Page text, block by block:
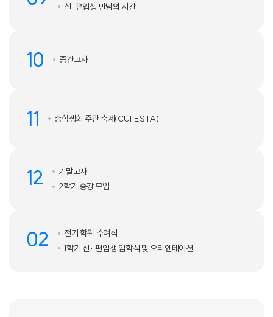
신·편입생 만남의 시간
10 중간고사
11 총학생회 주관 축제(CUFESTA)
12
기말고사
2학기 종강 모임
02
전기 학위 수여식
1학기 신· 편입생 입학식 및 오리엔테이션